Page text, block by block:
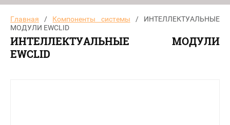
Главная / Компоненты системы / ИНТЕЛЛЕКТУАЛЬНЫЕ
МОДУЛИ EWCLID
ИНТЕЛЛЕКТУАЛЬНЫЕ МОДУЛИ
EWCLID